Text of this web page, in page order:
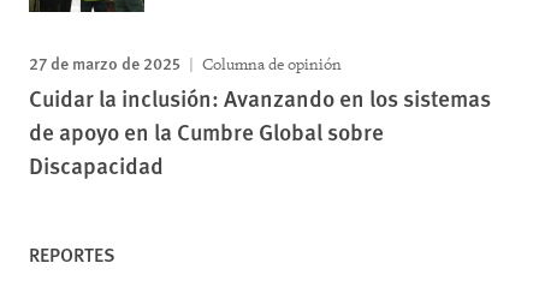
27 de marzo de 2025 Columna de opinión
Cuidar la inclusión: Avanzando en los sistemas
de apoyo en la Cumbre Global sobre
Discapacidad
REPORTES